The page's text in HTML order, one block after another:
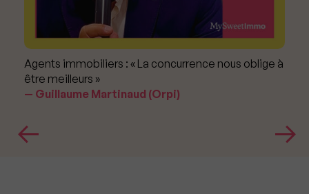
Agents immobiliers : « La concurrence nous oblige à
être meilleurs »
Guillaume Martinaud (Orpi)